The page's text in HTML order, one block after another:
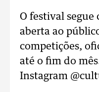
O festival segue
aberta ao
competições,
até o fim do
Instagram